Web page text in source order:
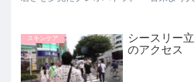
スキンケア
シースリー
のアクセス